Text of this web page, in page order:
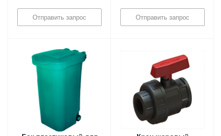
Отправить запрос Отправить запрос